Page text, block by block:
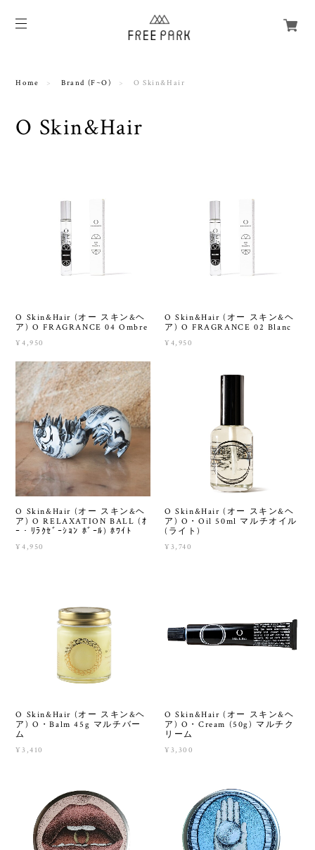
Home Brand (F~O) O Skin&Hair
O Skin&Hair
O Skin&Hair (オー スキン&ヘ
ア) O FRAGRANCE 04 Ombre
¥4,950
O Skin&Hair (オー スキン&ヘ
ア) O FRAGRANCE 02 Blanc
¥4,950
O Skin&Hair (オー スキン&ヘ
ア) O RELAXATION BALL (ｵ
ｰ・ﾘﾗｸｾﾞｰｼｮﾝ ﾎﾞｰﾙ) ﾎﾜｲﾄ
¥4,950
O Skin&Hair (オー スキン&ヘ
ア) O・Oil 50ml マルチオイル
(ライト)
¥3,740
O Skin&Hair (オー スキン&ヘ
ア) O・Balm 45g マルチバー
ム
¥3,410
O Skin&Hair (オー スキン&ヘ
ア) O・Cream (50g) マルチク
リーム
¥3,300